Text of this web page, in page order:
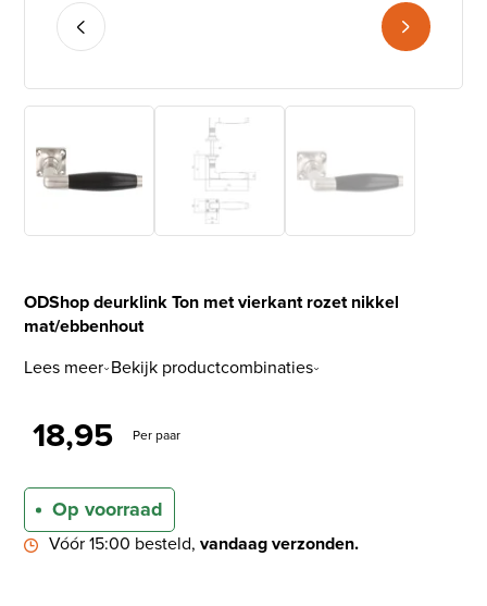
ODShop deurklink Ton met vierkant rozet nikkel
mat/ebbenhout
Lees meer Bekijk productcombinaties
18,95 Per paar
Op voorraad
Vóór 15:00 besteld,vandaag verzonden.